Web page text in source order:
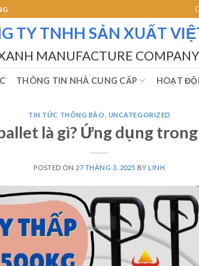
TY TNHH SẢN XUẤT
MANUFACTURE
THÔNG TIN NHÀ CUNG CẤP HOẠT
TIN TỨC THÔNG BÁO UNCATEGORIZED
là gì? Ứng dụng
POSTED ON 27 THÁNG 3, 2025 BYLINH